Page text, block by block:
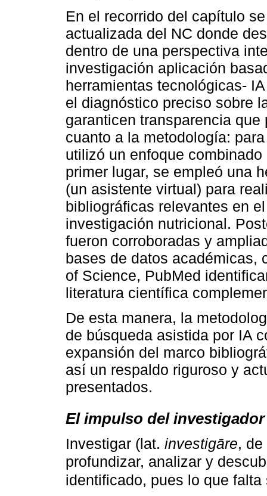
En el recorrido del capítulo
actualizada del NC donde
dentro de una perspectiva
investigación aplicación
herramientas tecnológicas-
el diagnóstico preciso sobre
garanticen transparencia
cuanto a la metodología:
utilizó un enfoque
primer lugar, se empleó una
(un asistente virtual) para
bibliográficas relevantes en
investigación nutricional.
fueron corroboradas y
bases de datos académicas,
of Science, PubMed
literatura científica
De esta manera, la
de búsqueda asistida por IA
expansión del marco
así un respaldo riguroso y
presentados.
El impulso del investigador
Investigar (lat. investigāre, de
profundizar, analizar y
identificado, pues lo que